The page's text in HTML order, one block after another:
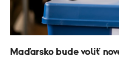
Maďarsko bude voliť